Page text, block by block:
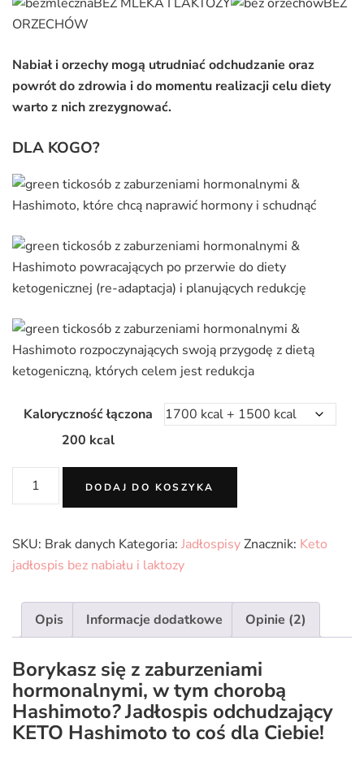
BEZ MLEKA I LAKTOZY
BEZ
ORZECHÓW
Nabiał i orzechy mogą utrudniać odchudzanie oraz
powrót do zdrowia i do momentu realizacji celu diety
warto z nich zrezygnować.
DLA KOGO?
osób z zaburzeniami hormonalnymi &
Hashimoto, które chcą naprawić hormony i schudnąć
osób z zaburzeniami hormonalnymi &
Hashimoto powracających po przerwie do diety
ketogenicznej (re-adaptacja) i planujących redukcję
osób z zaburzeniami hormonalnymi &
Hashimoto rozpoczynających swoją przygodę z dietą
ketogeniczną, których celem jest redukcja
Kaloryczność łączona
200 kcal
ilość
KETO
Hashimoto
28
DODAJ DO KOSZYKA
SKU: Brak danych Kategoria: JadłospisyZnacznik: Keto
jadłospis bez nabiału i laktozy
Opis Informacje dodatkowe Opinie (2)
Borykasz się z zaburzeniami
hormonalnymi, w tym chorobą
Hashimoto?Jadłospis odchudzający
KETO Hashimoto to coś dla Ciebie!